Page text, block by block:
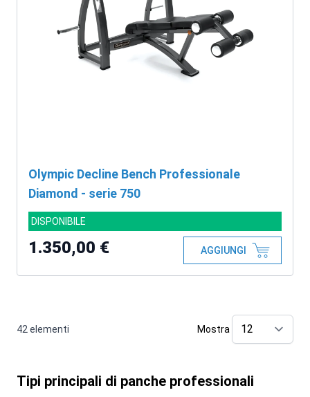
Olympic Decline Bench Professionale
Diamond - serie 750
DISPONIBILE
1.350,00 € AGGIUNGI
42elementi Mostra
Tipi principali di panche professionali